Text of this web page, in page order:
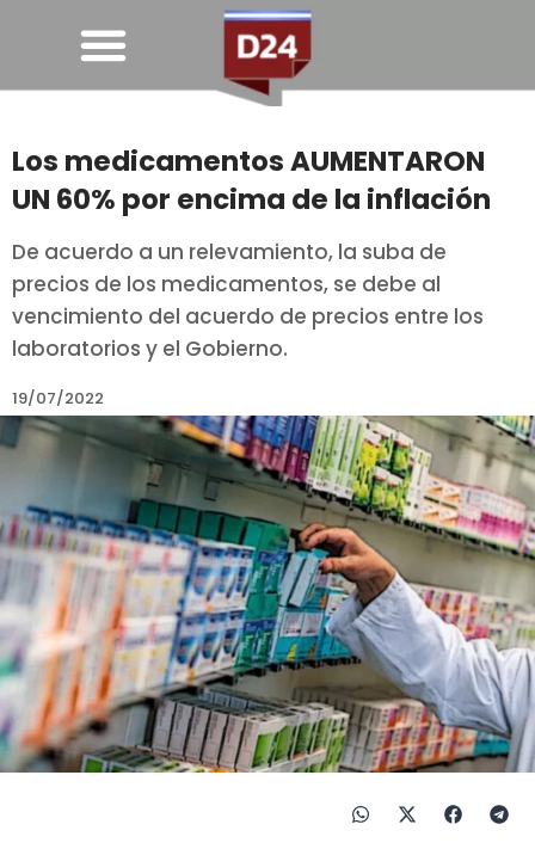
Los medicamentos AUMENTARON
UN 60% por encima de la inflación
De acuerdo a un relevamiento, la suba de
precios de los medicamentos, se debe al
vencimiento del acuerdo de precios entre los
laboratorios y el Gobierno.
19/07/2022